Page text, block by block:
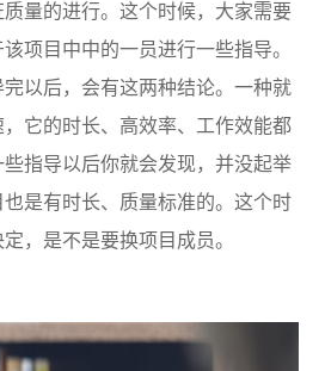
量的进行。这个时候，大家需要
项目中中的一员进行一些指导。
以后，会有这两种结论。一种就
它的时长、高效率、工作效能都
指导以后你就会发现，并没起举
是有时长、质量标准的。这个时
，是不是要换项目成员。